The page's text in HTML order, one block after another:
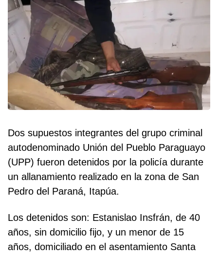
Dos supuestos integrantes del grupo criminal
autodenominado Unión del Pueblo Paraguayo
(UPP) fueron detenidos por la policía durante
un allanamiento realizado en la zona de San
Pedro del Paraná, Itapúa.
Los detenidos son: Estanislao Insfrán, de 40
años, sin domicilio fijo, y un menor de 15
años, domiciliado en el asentamiento Santa